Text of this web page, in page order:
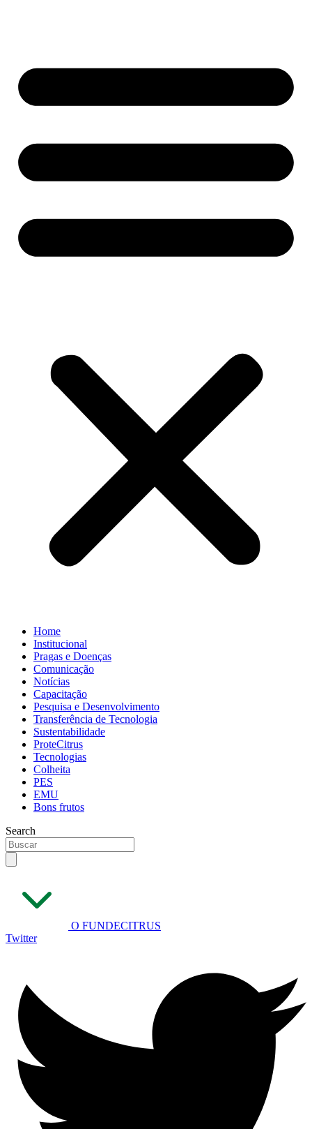
Home
Institucional
Pragas e Doenças
Comunicação
Notícias
Capacitação
Pesquisa e Desenvolvimento
Transferência de Tecnologia
Sustentabilidade
ProteCitrus
Tecnologias
Colheita
PES
EMU
Bons frutos
Search
O FUNDECITRUS
Twitter